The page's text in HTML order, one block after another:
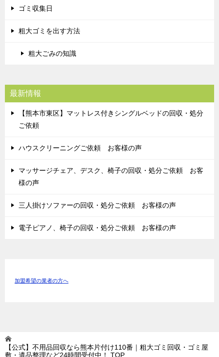
ゴミ収集日
粗大ゴミを出す方法
粗大ごみの知識
最新情報
【熊本市東区】マットレス付きシングルベッドの回収・処分
ご依頼
ハウスクリーニングご依頼 お客様の声
マッサージチェア、デスク、椅子の回収・処分ご依頼 お客
様の声
三人掛けソファーの回収・処分ご依頼 お客様の声
電子ピアノ、椅子の回収・処分ご依頼 お客様の声
加盟希望の業者の方へ
【公式】不用品回収なら熊本片付け110番｜粗大ゴミ回収・ゴミ屋
敷・遺品整理など24時間受付中！
TOP